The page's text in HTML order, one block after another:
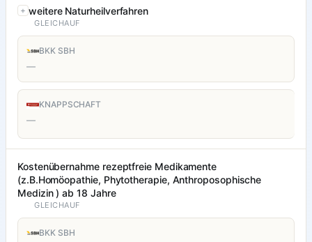
weitere Naturheilverfahren
GLEICHAUF
BKK SBH
—
KNAPPSCHAFT
—
Kostenübernahme rezeptfreie Medikamente
(z.B.Homöopathie, Phytotherapie, Anthroposophische
Medizin ) ab 18 Jahre
GLEICHAUF
BKK SBH